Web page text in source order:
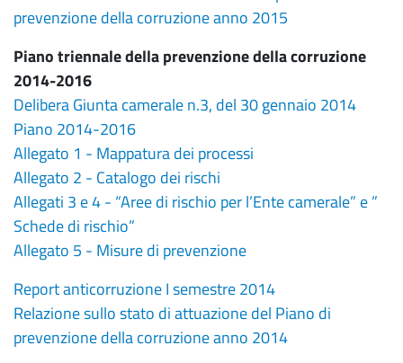
prevenzione della corruzione anno 2015
Piano triennale della prevenzione della corruzione
2014-2016
Delibera Giunta camerale n.3, del 30 gennaio 2014
Piano 2014-2016
Allegato 1 - Mappatura dei processi
Allegato 2 - Catalogo dei rischi
Allegati 3 e 4 - “Aree di rischio per l’Ente camerale” e ”
Schede di rischio”
Allegato 5 - Misure di prevenzione
Report anticorruzione I semestre 2014
Relazione sullo stato di attuazione del Piano di
prevenzione della corruzione anno 2014